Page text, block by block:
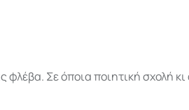
φλέβα. Σε όποια ποιητική